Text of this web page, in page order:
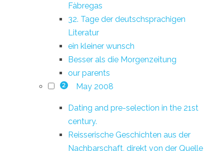
Fàbregas
32. Tage der deutschsprachigen
Literatur
ein kleiner wunsch
Besser als die Morgenzeitung
our parents
2 May 2008
Dating and pre-selection in the 21st
century.
Reisserische Geschichten aus der
Nachbarschaft, direkt von der Quelle